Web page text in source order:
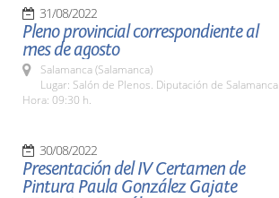
31/08/2022
Pleno provincial correspondiente al
mes de agosto
Salamanca (Salamanca)
Lugar: Salón de Plenos. Diputación de Salamanca
Hora: 09:30 h.
30/08/2022
Presentación del IV Certamen de
Pintura Paula González Gajate